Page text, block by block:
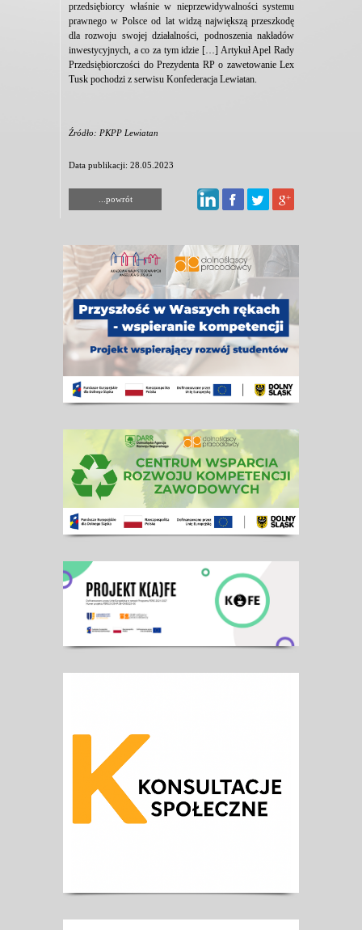
przedsiębiorcy właśnie w nieprzewidywalności systemu
prawnego w Polsce od lat widzą największą przeszkodę
dla rozwoju swojej działalności, podnoszenia nakładów
inwestycyjnych, a co za tym idzie […] Artykuł Apel Rady
Przedsiębiorczości do Prezydenta RP o zawetowanie Lex
Tusk pochodzi z serwisu Konfederacja Lewiatan.
Źródło: PKPP Lewiatan
Data publikacji: 28.05.2023
...powrót